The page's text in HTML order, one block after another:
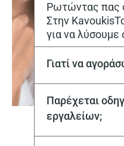
Ρωτώντας πας
Στην
για να λύσουμε
Γιατί να
Παρέχεται
εργαλείων;